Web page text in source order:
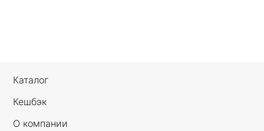
Каталог
Кешбэк
О компании